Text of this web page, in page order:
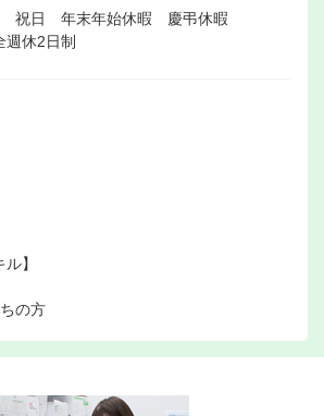
祝日 年末年始休暇 慶弔休暇
週休2日制
】
の方